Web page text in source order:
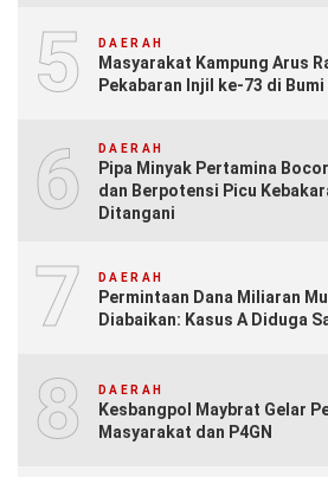
5 DAERAH
Masyarakat Kampung Arus
Pekabaran Injil ke-73 di Bumi
6 DAERAH
Pipa Minyak Pertamina
dan Berpotensi Picu
Ditangani
7 DAERAH
Permintaan Dana Miliaran
Diabaikan: Kasus A Diduga
8 DAERAH
Kesbangpol Maybrat Gelar
Masyarakat dan P4GN